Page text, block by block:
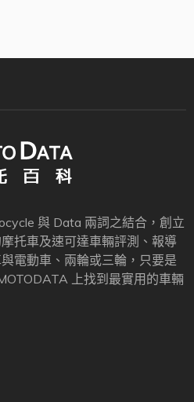
與 Data 兩詞之結合，創立
托車及速可達車輛評測、報導
電動車、兩輪或三輪，只要是
上找到最實用的車輛